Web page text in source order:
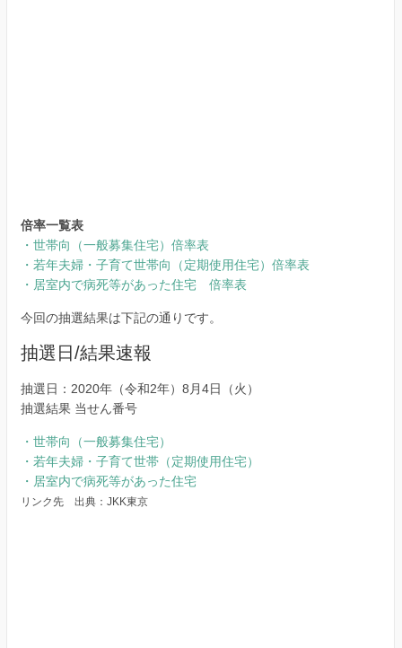
倍率一覧表
・世帯向（一般募集住宅）倍率表
・若年夫婦・子育て世帯向（定期使用住宅）倍率表
・居室内で病死等があった住宅 倍率表
今回の抽選結果は下記の通りです。
抽選日/結果速報
抽選日：2020年（令和2年）8月4日（火）
抽選結果 当せん番号
・世帯向（一般募集住宅）
・若年夫婦・子育て世帯（定期使用住宅）
・居室内で病死等があった住宅
リンク先 出典：JKK東京